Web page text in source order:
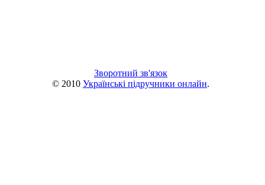
Зворотний зв'язок
© 2010 Українські підручники онлайн.